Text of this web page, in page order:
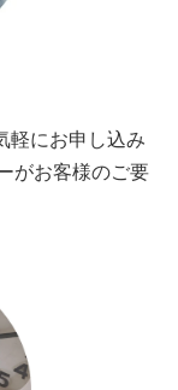
軽にお申し込み
がお客様のご要